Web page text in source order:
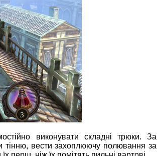
виконувати складні трюки. За
тінню, вести захоплюючу полювання за